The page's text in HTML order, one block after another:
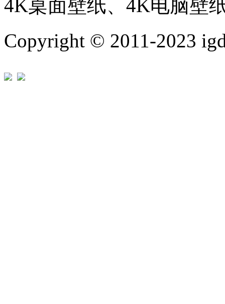
4K桌面壁纸、4K电脑壁
Copyright © 2011-2023